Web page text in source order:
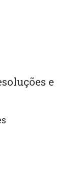
e
SETEMBRO
de Energia